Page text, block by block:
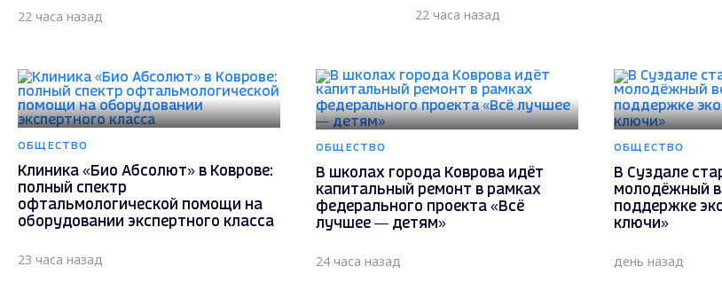
22 часа назад 22 часа назад
ОБЩЕСТВО
Клиника «Био Абсолют» в Коврове:
полный спектр
офтальмологической помощи на
оборудовании экспертного класса
23 часа назад
ОБЩЕСТВО
В школах города Коврова идёт
капитальный ремонт в рамках
федерального проекта «Всё
лучшее — детям»
24 часа назад
ОБЩЕСТВО
В Суздале
молодёжный
поддержке
ключи»
день назад